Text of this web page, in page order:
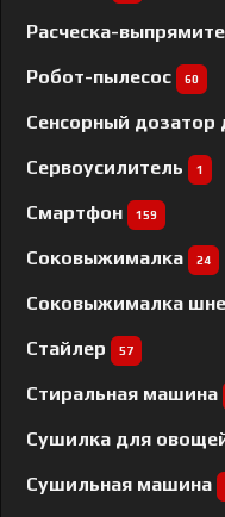
Расческа-
Робот-пылесос 60
Сенсорный
Сервоусилитель 1
Смартфон 159
Соковыжималка 24
Соковыжималка
Стайлер 57
Стиральная машина
Сушилка для
Сушильная машина